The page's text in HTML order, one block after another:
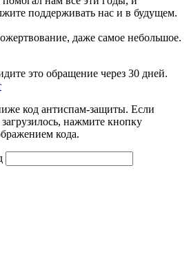
поддерживать нас и в будущем.
даже самое небольшое.
это обращение через 30 дней.
код антиспам-защиты. Если
нажмите кнопку
кода.